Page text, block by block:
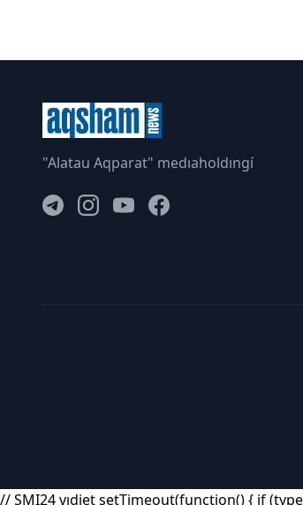
"Alatau Aqparat" medıaholdıngí
// SMI24 vıdjet setTimeout(function() { if